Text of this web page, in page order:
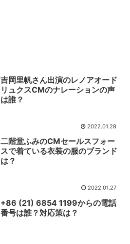
吉岡里帆さん出演のレノアオード
リュクスCMのナレーションの声
は誰？
2022.01.28
二階堂ふみのCMセールスフォー
スで着ている衣装の服のブランド
は？
2022.01.27
+86 (21) 6854 1199からの電話
番号は誰？対応策は？